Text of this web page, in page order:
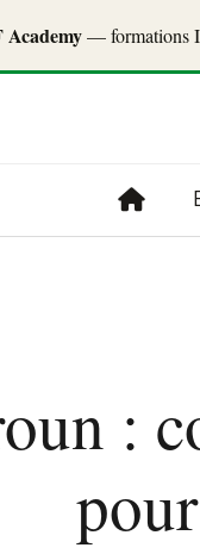
Academy— formations
: